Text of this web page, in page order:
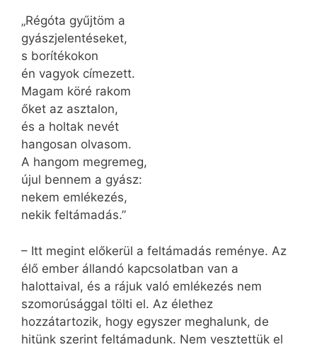
„Régóta gyűjtöm a
gyászjelentéseket,
s borítékokon
én vagyok címezett.
Magam köré rakom
őket az asztalon,
és a holtak nevét
hangosan olvasom.
A hangom megremeg,
újul bennem a gyász:
nekem emlékezés,
nekik feltámadás.”
– Itt megint előkerül a feltámadás reménye. Az
élő ember állandó kapcsolatban van a
halottaival, és a rájuk való emlékezés nem
szomorúsággal tölti el. Az élethez
hozzátartozik, hogy egyszer meghalunk, de
hitünk szerint feltámadunk. Nem vesztettük el